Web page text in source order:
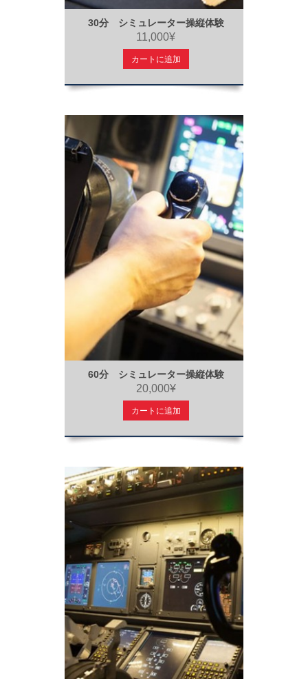
30分 シミュレーター操縦体験
11,000¥
カートに追加
60分 シミュレーター操縦体験
20,000¥
カートに追加